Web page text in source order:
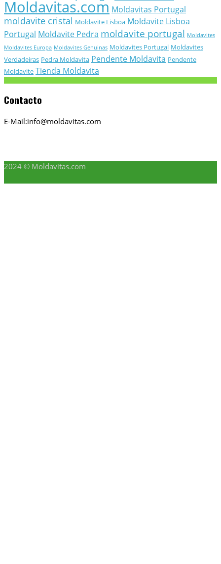
Moldavitas.com Moldavitas Portugal
moldavite cristal Moldavite Lisboa Moldavite Lisboa
Portugal Moldavite Pedra moldavite portugal Moldavites
Moldavites Europa Moldavites Genuinas Moldavites Portugal Moldavites
Verdadeiras Pedra Moldavita Pendente Moldavita Pendente
Moldavite Tienda Moldavita
Contacto
E-Mail:info@moldavitas.com
2024 © Moldavitas.com